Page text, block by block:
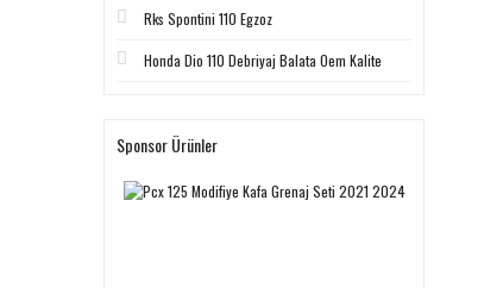
Rks Spontini 110 Egzoz
Honda Dio 110 Debriyaj Balata Oem Kalite
Sponsor Ürünler